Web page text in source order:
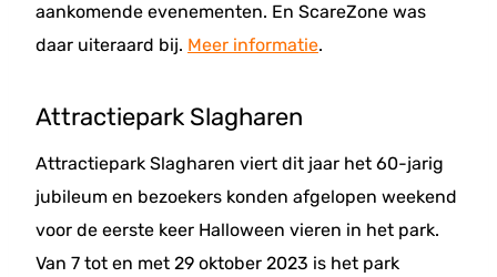
aankomende evenementen. En ScareZone was
daar uiteraard bij. Meer informatie.
Attractiepark Slagharen
Attractiepark Slagharen viert dit jaar het 60-jarig
jubileum en bezoekers konden afgelopen weekend
voor de eerste keer Halloween vieren in het park.
Van 7 tot en met 29 oktober 2023 is het park